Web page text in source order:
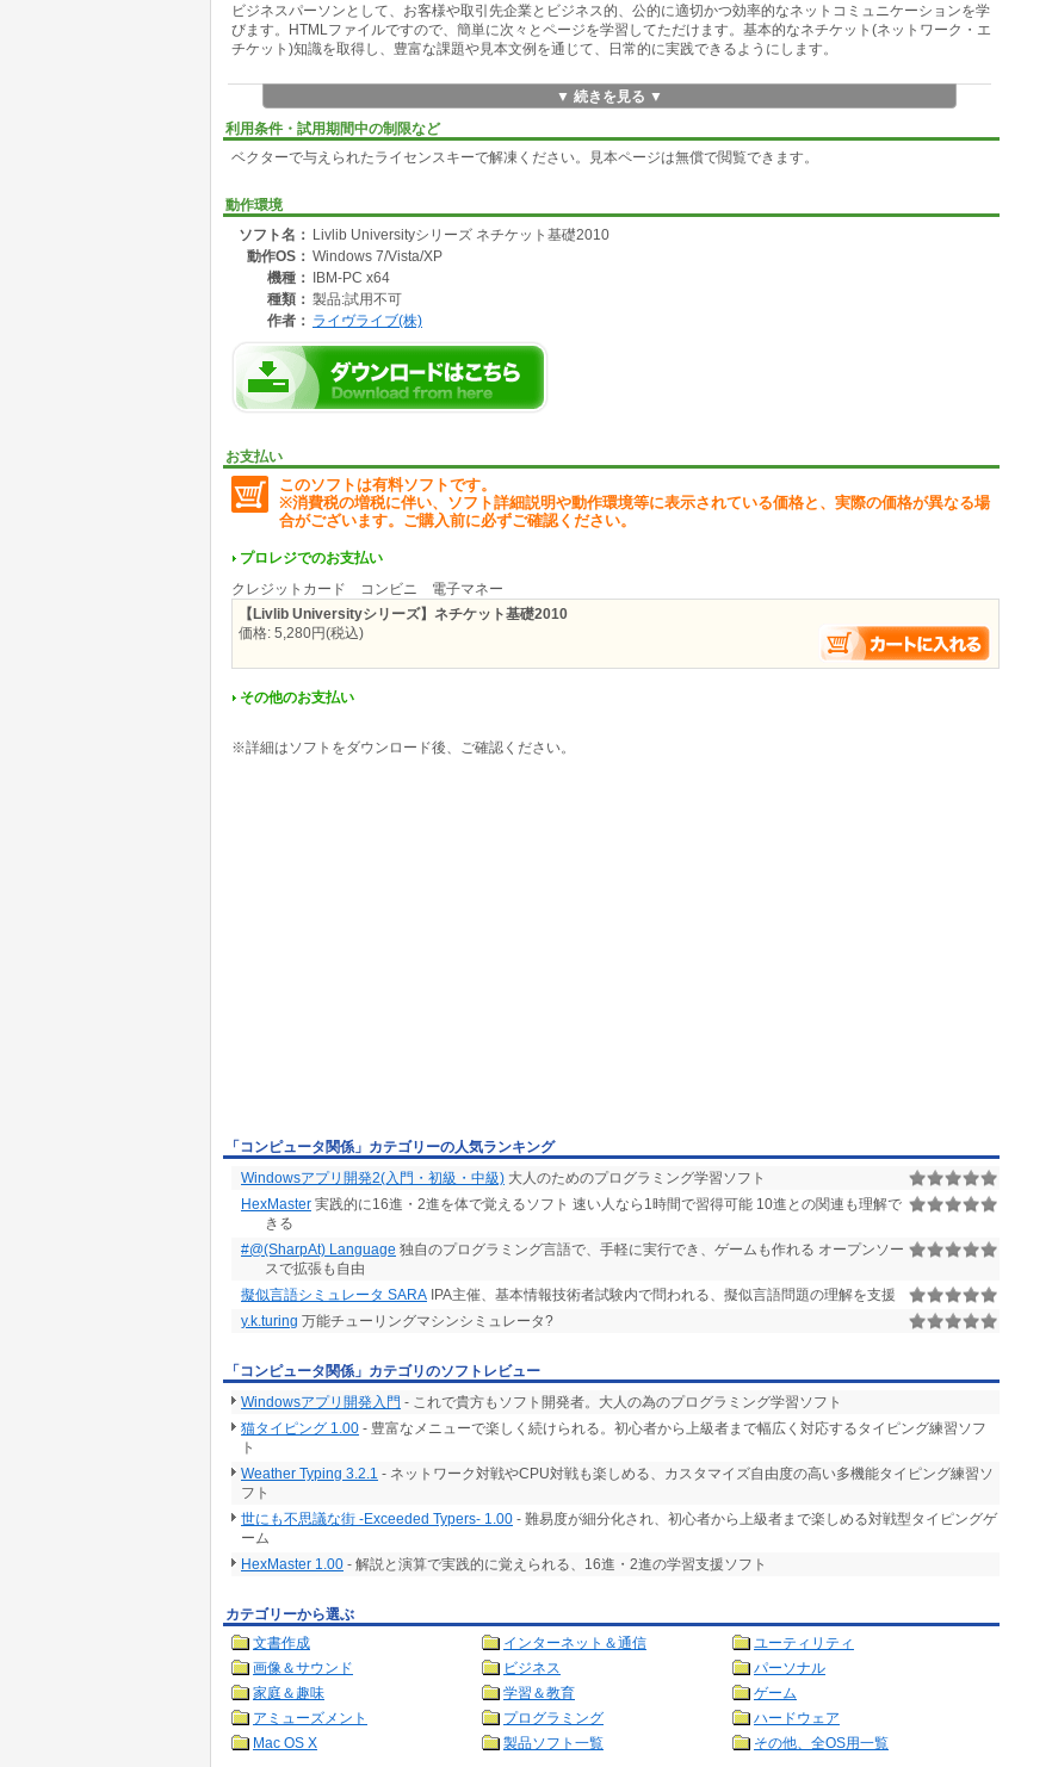
ビジネスパーソンとして、お客様や取引先企業とビジネス的、公的に適切かつ効率的なネットコミュニケーションを学
びます。HTMLファイルですので、簡単に次々とページを学習してただけます。基本的なネチケット(ネットワーク・エ
チケット)知識を取得し、豊富な課題や見本文例を通じて、日常的に実践できるようにします。
▼ 続きを見る ▼
利用条件・試用期間中の制限など
ベクターで与えられたライセンスキーで解凍ください。見本ページは無償で閲覧できます。
動作環境
ソフト名： Livlib Universityシリーズ ネチケット基礎2010
動作OS： Windows 7/Vista/XP
機種：
IBM-PC x64
種類： 製品:試用不可
作者： ライヴライブ(株)
お支払い
このソフトは有料ソフトです。
※消費税の増税に伴い、ソフト詳細説明や動作環境等に表示されている価格と、実際の価格が異なる場
合がございます。ご購入前に必ずご確認ください。
プロレジでのお支払い
クレジットカード コンビニ 電子マネー
【Livlib Universityシリーズ】ネチケット基礎2010
価格: 5,280円(税込)
その他のお支払い
※詳細はソフトをダウンロード後、ご確認ください。
「コンピュータ関係」カテゴリーの人気ランキング
Windowsアプリ開発2(入門・初級・中級) 大人のためのプログラミング学習ソフト
HexMaster 実践的に16進・2進を体で覚えるソフト 速い人なら1時間で習得可能 10進との関連も理解で
きる
#@(SharpAt) Language 独自のプログラミング言語で、手軽に実行でき、ゲームも作れる オープンソー
スで拡張も自由
擬似言語シミュレータ SARA IPA主催、基本情報技術者試験内で問われる、擬似言語問題の理解を支援
y.k.turing 万能チューリングマシンシミュレータ?
「コンピュータ関係」カテゴリのソフトレビュー
Windowsアプリ開発入門 - これで貴方もソフト開発者。大人の為のプログラミング学習ソフト
猫タイピング 1.00 - 豊富なメニューで楽しく続けられる。初心者から上級者まで幅広く対応するタイピング練習ソフ
ト
Weather Typing 3.2.1 - ネットワーク対戦やCPU対戦も楽しめる、カスタマイズ自由度の高い多機能タイピング練習ソ
フト
世にも不思議な街 -Exceeded Typers- 1.00 - 難易度が細分化され、初心者から上級者まで楽しめる対戦型タイピングゲ
ーム
HexMaster 1.00 - 解説と演算で実践的に覚えられる、16進・2進の学習支援ソフト
カテゴリーから選ぶ
文書作成
インターネット＆通信
ユーティリティ
画像＆サウンド
ビジネス
パーソナル
家庭＆趣味
学習＆教育
ゲーム
アミューズメント
プログラミング
ハードウェア
Mac OS X
製品ソフト一覧 その他、全OS用一覧